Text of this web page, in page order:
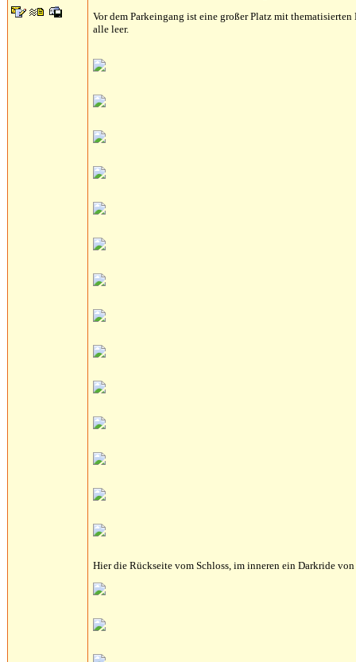
Vor dem Parkeingang ist eine großer Platz mit
alle leer.
Hier die Rückseite vom Schloss, im inneren ein Darkride